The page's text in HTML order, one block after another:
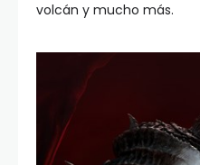
volcán y mucho más.